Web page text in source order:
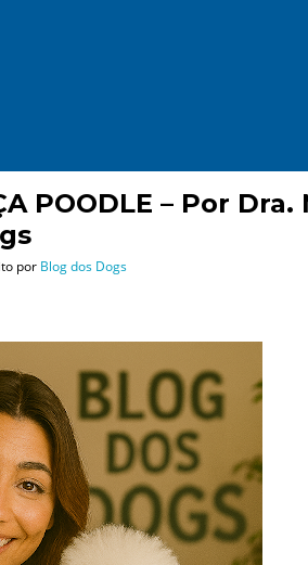
POODLE – Por
por Blog dos Dogs